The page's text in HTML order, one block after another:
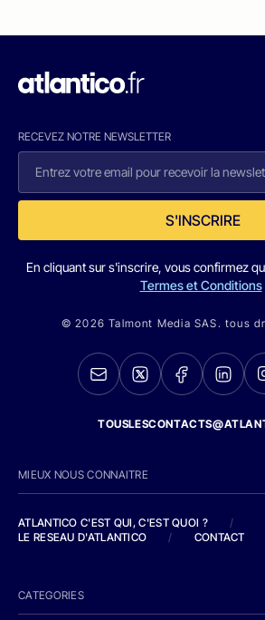
RECEVEZ NOTRE NEWSLETTER
S'INSCRIRE
En cliquant sur s'inscrire, vous confirmez
Termes et Conditions
© 2026 Talmont Media SAS. tous
MIEUX NOUS CONNAITRE
ATLANTICO C'EST QUI, C'EST QUOI ?
/
LE RESEAU D'ATLANTICO
/ CONTACT
CATEGORIES